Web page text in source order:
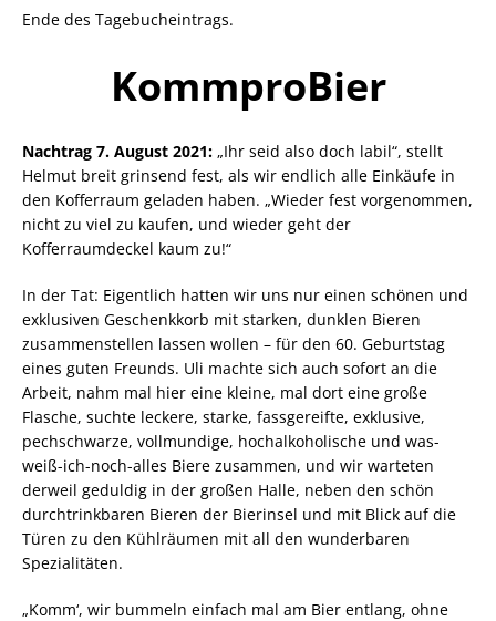
Ende des Tagebucheintrags.
KommproBier
Nachtrag 7. August 2021: „Ihr seid also doch labil“, stellt
Helmut breit grinsend fest, als wir endlich alle Einkäufe in
den Kofferraum geladen haben. „Wieder fest vorgenommen,
nicht zu viel zu kaufen, und wieder geht der
Kofferraumdeckel kaum zu!“
In der Tat: Eigentlich hatten wir uns nur einen schönen und
exklusiven Geschenkkorb mit starken, dunklen Bieren
zusammenstellen lassen wollen – für den 60. Geburtstag
eines guten Freunds. Uli machte sich auch sofort an die
Arbeit, nahm mal hier eine kleine, mal dort eine große
Flasche, suchte leckere, starke, fassgereifte, exklusive,
pechschwarze, vollmundige, hochalkoholische und was-
weiß-ich-noch-alles Biere zusammen, und wir warteten
derweil geduldig in der großen Halle, neben den schön
durchtrinkbaren Bieren der Bierinsel und mit Blick auf die
Türen zu den Kühlräumen mit all den wunderbaren
Spezialitäten.
„Komm‘, wir bummeln einfach mal am Bier entlang, ohne